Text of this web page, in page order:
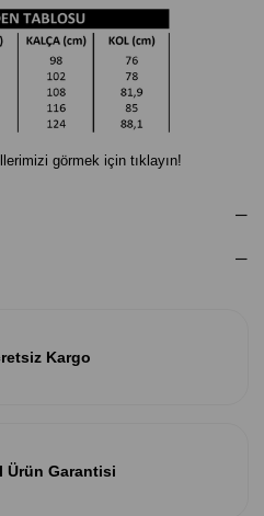
görmek için tıklayın!
Kargo
Ürün Garantisi